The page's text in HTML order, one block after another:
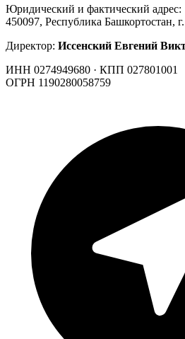
Юридический и фактический адрес:
450097, Республика Башкортостан,
Директор: Иссенский Евгений
ИНН 0274949680 · КПП 027801001
ОГРН 1190280058759